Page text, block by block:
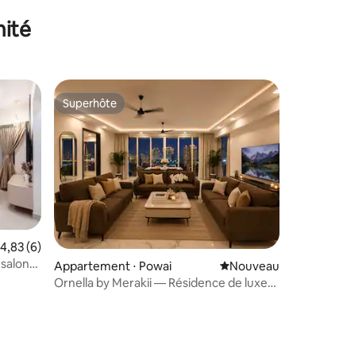
: 5 sur 5
moyenne sur la base de 6 commentaires : 4,83 sur 5
4,83 (6)
Superhôte
Superhôte
Appartement ⋅ Powai Nouvel hébergement
Nouveau
Ornella by Merakii — Résidence de luxe